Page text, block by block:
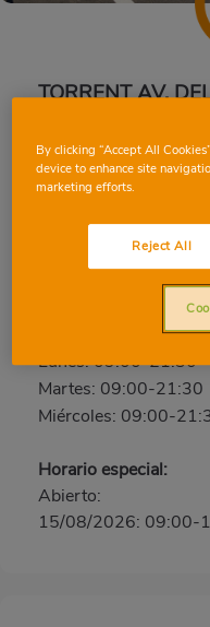
TORRENT AV.
Teléfono: 96 155 81
Jueves: 09:00-21:30
Viernes: 09:00-21:30
Sábado: 09:00-21:30
Domingo: Cerrado
Lunes: 09:00-21:30
Martes: 09:00-21:30
Miércoles: 09:00-
Horario especial:
Abierto:
15/08/2026: 09:00-
By clicking “Accept All
device to enhance site
marketing efforts.
Reject All